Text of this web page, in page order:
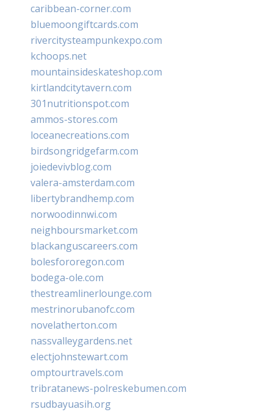
caribbean-corner.com
bluemoongiftcards.com
rivercitysteampunkexpo.com
kchoops.net
mountainsideskateshop.com
kirtlandcitytavern.com
301nutritionspot.com
ammos-stores.com
loceanecreations.com
birdsongridgefarm.com
joiedevivblog.com
valera-amsterdam.com
libertybrandhemp.com
norwoodinnwi.com
neighboursmarket.com
blackanguscareers.com
bolesfororegon.com
bodega-ole.com
thestreamlinerlounge.com
mestrinorubanofc.com
novelatherton.com
nassvalleygardens.net
electjohnstewart.com
omptourtravels.com
tribratanews-polreskebumen.com
rsudbayuasih.org